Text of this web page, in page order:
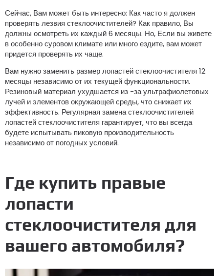
Сейчас, Вам может быть интересно: Как часто я должен
проверять лезвия стеклоочистителей? Как правило, Вы
должны осмотреть их каждый 6 месяцы. Но, Если вы живете
в особенно суровом климате или много ездите, вам может
придется проверять их чаще.
Вам нужно заменить размер лопастей стеклоочистителя 12
месяцы независимо от их текущей функциональности.
Резиновый материал ухудшается из -за ультрафиолетовых
лучей и элементов окружающей среды, что снижает их
эффективность. Регулярная замена стеклоочистителей
лопастей стеклоочистителя гарантирует, что вы всегда
будете испытывать пиковую производительность
независимо от погодных условий.
Где купить правые
лопасти
стеклоочистителя для
вашего автомобиля?